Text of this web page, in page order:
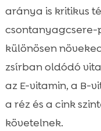
aránya is kritikus
különösen
zsírban oldódó
az E-vitamin, a B-
a réz és a cink
követelnek.